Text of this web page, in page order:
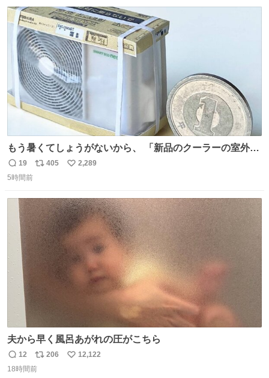
ト
数
数
もう暑くてしょうがないから、 「新品のクーラーの室外機
のミニチュア」 でも見ていってよ
返
信
19
リ
ト
数
405
い
数
2,289
5時間前
夫から早く風呂あがれの圧がこちら
返
信
12
リ
ポ
206
い
12,122
18時間前